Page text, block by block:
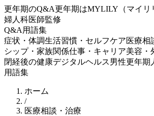
更年期のQ&A更年期はMYLILY（マイリ
婦人科医師監修
Q&A 用語集
症状・体調生活習慣・セルフケア医療相
シップ・家族関係仕事・キャリア美容・
閉経後の健康デジタルヘルス男性更年期
用語集
ホーム
/
医療相談・治療